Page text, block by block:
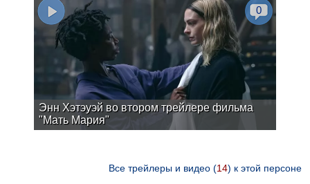
Энн Хэтэуэй во втором трейлере фильма
"Мать Мария"
0
Все трейлеры и видео (14) к этой персоне